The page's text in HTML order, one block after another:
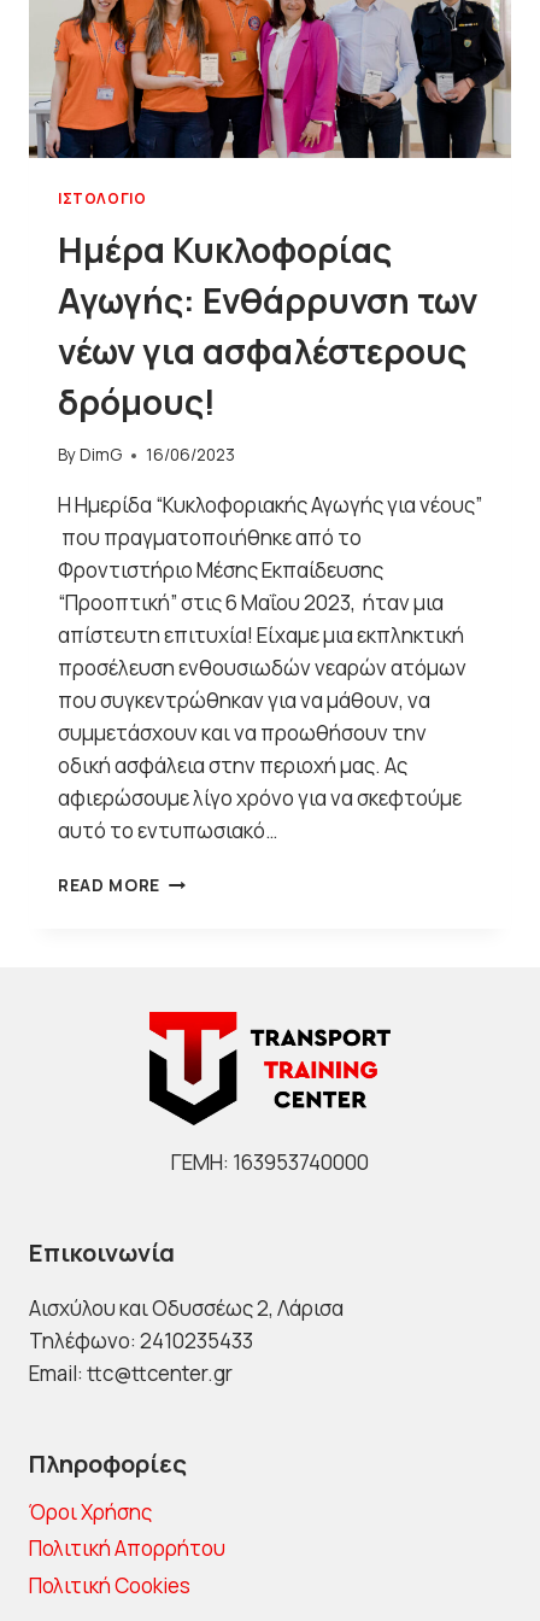
ΙΣΤΟΛΌΓΙΟ
Ημέρα Κυκλοφορίας
Αγωγής: Ενθάρρυνση των
νέων για ασφαλέστερους
δρόμους!
ByDimG 16/06/2023
Η Ημερίδα “Κυκλοφοριακής Αγωγής για νέους”
που πραγματοποιήθηκε από το
Φροντιστήριο Μέσης Εκπαίδευσης
“Προοπτική” στις 6 Μαΐου 2023, ήταν μια
απίστευτη επιτυχία! Είχαμε μια εκπληκτική
προσέλευση ενθουσιωδών νεαρών ατόμων
που συγκεντρώθηκαν για να μάθουν, να
συμμετάσχουν και να προωθήσουν την
οδική ασφάλεια στην περιοχή μας. Ας
αφιερώσουμε λίγο χρόνο για να σκεφτούμε
αυτό το εντυπωσιακό…
READ MORE ΗΜΈΡΑ
ΓΙΑ
ΑΣΦΑΛΈΣΤΕΡΟΥΣ
ΔΡΌΜΟΥΣ!
ΓΕΜΗ: 163953740000
Επικοινωνία
Αισχύλου και Οδυσσέως 2, Λάρισα
Τηλέφωνο: 2410235433
Email: ttc@ttcenter.gr
Πληροφορίες
Όροι Χρήσης
Πολιτική Απορρήτου
Πολιτική Cookies